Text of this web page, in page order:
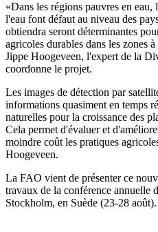
«Dans les régions pauvres en
l'eau font défaut au niveau des
obtiendra seront déterminantes
agricoles durables dans les zones
Jippe Hoogeveen, l'expert de la
coordonne le projet.
Les images de détection par
informations quasiment en temps
naturelles pour la croissance des
Cela permet d'évaluer et
moindre coût les pratiques
Hoogeveen.
La FAO vient de présenter ce
travaux de la conférence annuelle
Stockholm, en Suède (23-28 août).